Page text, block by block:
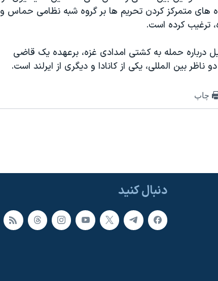
های متمرکز کردن تحریم ها بر گروه شبه نظامی حماس و
ترغیب کرده است.
درباره حمله به کشتی امدادی غزه، برعهده یک قاضی
ناظر بین المللی، یکی از کانادا و دیگری از ایرلند است.
چاپ
دنبال کنید